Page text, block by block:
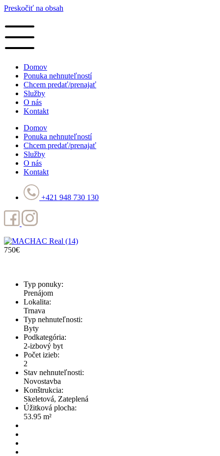
Preskočiť na obsah
Domov
Ponuka nehnuteľností
Chcem predať/prenajať
Služby
O nás
Kontakt
Domov
Ponuka nehnuteľností
Chcem predať/prenajať
Služby
O nás
Kontakt
+421 948 730 130
(14)
750€
Typ ponuky:
Prenájom
Lokalita:
Trnava
Typ nehnuteľnosti:
Byty
Podkategória:
2-izbový byt
Počet izieb:
2
Stav nehnuteľnosti:
Novostavba
Konštrukcia:
Skeletová, Zateplená
Úžitková plocha:
53.95 m²